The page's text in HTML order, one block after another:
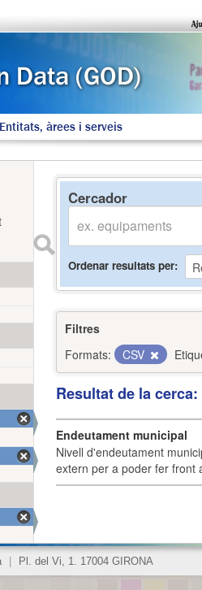
Entitats, àrees i serveis
Cercador
Ordenar resultats per
Filtres
Formats:
CSV
Resultat de la
Endeutament municipal
Nivell d'endeutament
extern per a poder fer front
Pl. del Vi, 1. 17004 GIRONA